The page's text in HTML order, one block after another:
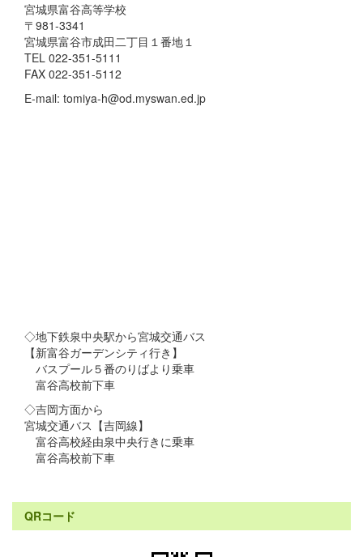
宮城県富谷高等学校
〒981-3341
宮城県富谷市成田二丁目１番地１
TEL 022-351-5111
FAX 022-351-5112
E-mail: tomiya-h@od.myswan.ed.jp
◇地下鉄泉中央駅から宮城交通バス
【新富谷ガーデンシティ行き】
バスプール５番のりばより乗車
富谷高校前下車
◇吉岡方面から
宮城交通バス【吉岡線】
富谷高校経由泉中央行きに乗車
富谷高校前下車
QRコード